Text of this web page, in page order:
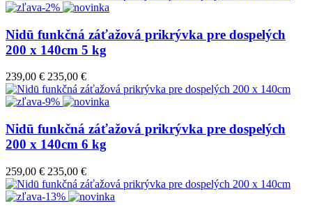
-2%
Nidū funkčná záťažová prikrývka pre dospelých
200 x 140cm 5 kg
239,00 € 235,00 €
-9%
Nidū funkčná záťažová prikrývka pre dospelých
200 x 140cm 6 kg
259,00 € 235,00 €
-13%